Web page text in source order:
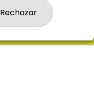
Rechazar